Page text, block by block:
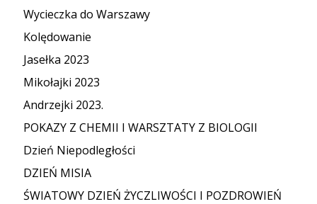
Wycieczka do Warszawy
Kolędowanie
Jasełka 2023
Mikołajki 2023
Andrzejki 2023.
POKAZY Z CHEMII I WARSZTATY Z BIOLOGII
Dzień Niepodległości
DZIEŃ MISIA
ŚWIATOWY DZIEŃ ŻYCZLIWOŚCI I POZDROWIEŃ